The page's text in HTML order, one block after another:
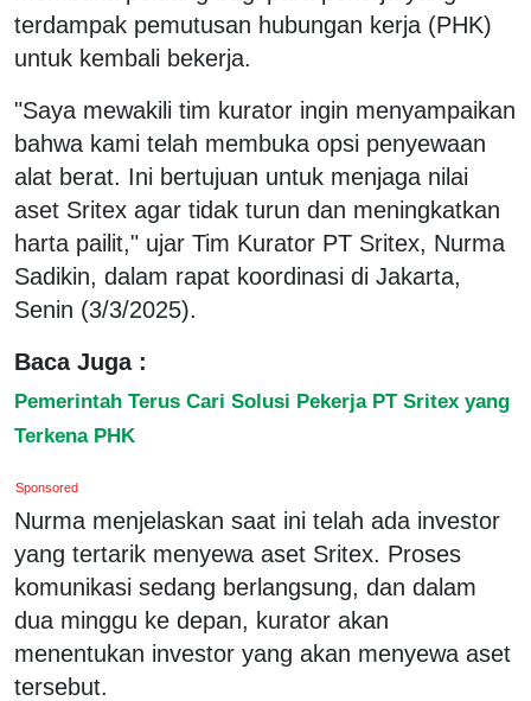
terdampak pemutusan hubungan kerja (PHK)
untuk kembali bekerja.
"Saya mewakili tim kurator ingin menyampaikan
bahwa kami telah membuka opsi penyewaan
alat berat. Ini bertujuan untuk menjaga nilai
aset Sritex agar tidak turun dan meningkatkan
harta pailit," ujar Tim Kurator PT Sritex, Nurma
Sadikin, dalam rapat koordinasi di Jakarta,
Senin (3/3/2025).
Baca Juga :
Pemerintah Terus Cari Solusi Pekerja PT Sritex yang
Terkena PHK
Sponsored
Nurma menjelaskan saat ini telah ada investor
yang tertarik menyewa aset Sritex. Proses
komunikasi sedang berlangsung, dan dalam
dua minggu ke depan, kurator akan
menentukan investor yang akan menyewa aset
tersebut.